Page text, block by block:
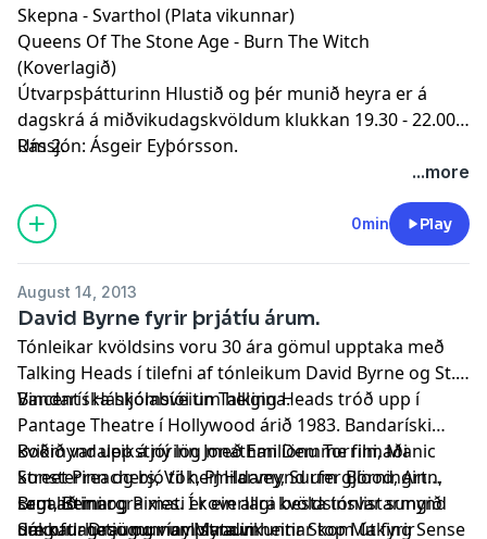
Skepna - Svarthol (Plata vikunnar)
Queens Of The Stone Age - Burn The Witch
(Koverlagið)
Útvarpsþátturinn Hlustið og þér munið heyra er á
dagskrá á miðvikudagskvöldum klukkan 19.30 - 22.00 á
Rás 2.
Umsjón: Ásgeir Eyþórsson.
...more
0min Play
August 14, 2013
David Byrne fyrir þrjátíu árum.
Tónleikar kvöldsins voru 30 ára gömul upptaka með
Talking Heads í tilefni af tónleikum David Byrne og St.
Vincent í Háskólabíói um helgina.
Bandaríska hljómsveitin Talking Heads tróð upp í
Pantage Theatre í Hollywood árið 1983. Bandaríski
kvikmyndaleikstjórinn Jonathan Demme filmaði
konsterinn og bjó til heimildamynd um gjörninginn,
sem að margra mati er ein allra besta tónlistarmynd
dægurlagasögunnar. Myndin heitir Stop Making Sense
Boðið var upp á ný lög með Emilíönu Torrini, Manic
Street Preachers, Vök, PJ Harvey, Surfer Blood, Art
Brut, Beini og Pixies. Í koverlagi kvöldsinsvar sungið
um ofurhetju og vínylplata vikunnar kom út fyrir
Lagalistinn:
Súkkat - Draumur um straum